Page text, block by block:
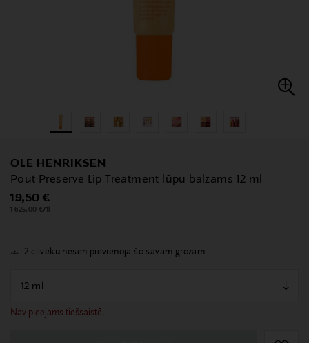
OLE HENRIKSEN
Pout Preserve Lip Treatment lūpu balzams 12 ml
Original Price
19,50 €
1 625,00 €/1l
2 cilvēku nesen pievienoja šo savam grozam
Nav pieejams tiešsaistē.
null